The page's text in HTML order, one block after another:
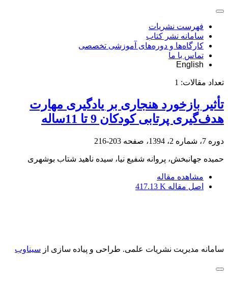
فهرست نشریات
سامانه نشر کتاب
کارگاه‌ها و دوره‌های آموزشی تخصصی
تماس با ما
English
تعداد مقالات: 1
تأثیر بازخورد هنجاری بر یادگیری مهارت
هدف‌گیری پرتابی کودکان 9 تا 11ساله
دوره 7، شماره 2، 1394، صفحه 203-216
حمیده جهانبخش، پروانه شفیع نیا، سیده ناهید شتاب بوشهری
مشاهده مقاله
اصل مقاله 417.13 K
سامانه مدیریت نشریات علمی. طراحی و پیاده سازی از سیناوب